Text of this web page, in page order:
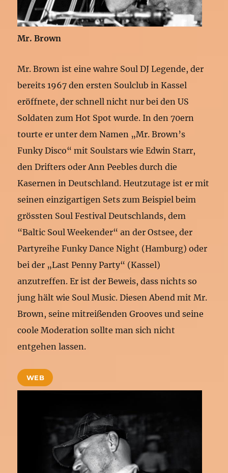
Mr. Brown
Mr. Brown ist eine wahre Soul DJ Legende, der
bereits 1967 den ersten Soulclub in Kassel
eröffnete, der schnell nicht nur bei den US
Soldaten zum Hot Spot wurde. In den 70ern
tourte er unter dem Namen „Mr. Brown’s
Funky Disco“ mit Soulstars wie Edwin Starr,
den Drifters oder Ann Peebles durch die
Kasernen in Deutschland. Heutzutage ist er mit
seinen einzigartigen Sets zum Beispiel beim
grössten Soul Festival Deutschlands, dem
“Baltic Soul Weekender“ an der Ostsee, der
Partyreihe Funky Dance Night (Hamburg) oder
bei der „Last Penny Party“ (Kassel)
anzutreffen. Er ist der Beweis, dass nichts so
jung hält wie Soul Music. Diesen Abend mit Mr.
Brown, seine mitreißenden Grooves und seine
coole Moderation sollte man sich nicht
entgehen lassen.
WEB